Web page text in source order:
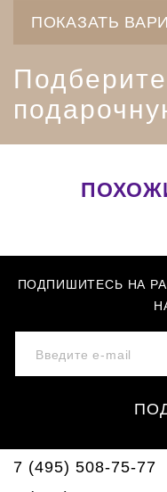
ПОКАЗАТЬ
ПОДПИШИТЕСЬ НА
7 (495) 508-75-77